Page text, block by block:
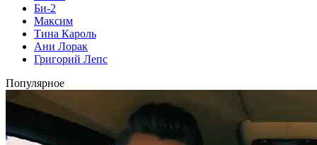
Би-2
Максим
Тина Кароль
Ани Лорак
Григорий Лепс
Популярное